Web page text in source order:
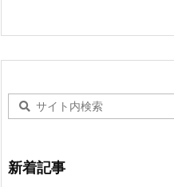
新着記事